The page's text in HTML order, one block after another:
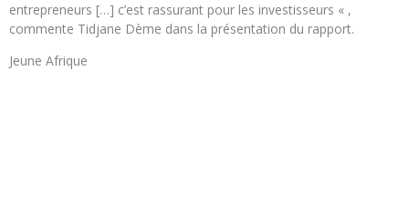
entrepreneurs […] c’est rassurant pour les investisseurs « ,
commente Tidjane Dème dans la présentation du rapport.
Jeune Afrique